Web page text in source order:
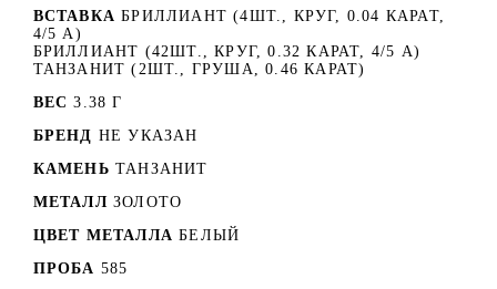
ВСТАВКА БРИЛЛИАНТ (4ШТ., КРУГ, 0.04 КАРАТ,
4/5 А)
БРИЛЛИАНТ (42ШТ., КРУГ, 0.32 КАРАТ, 4/5 А)
ТАНЗАНИТ (2ШТ., ГРУША, 0.46 КАРАТ)
ВЕС 3.38 Г
БРЕНД НЕ УКАЗАН
КАМЕНЬ ТАНЗАНИТ
МЕТАЛЛ ЗОЛОТО
ЦВЕТ МЕТАЛЛА БЕЛЫЙ
ПРОБА 585